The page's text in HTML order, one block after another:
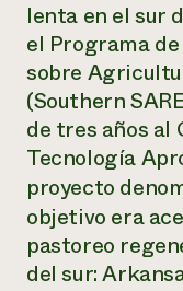
lenta en el sur
el Programa
sobre
(Southern
de tres años al
Tecnología
proyecto
objetivo era
pastoreo
del sur: